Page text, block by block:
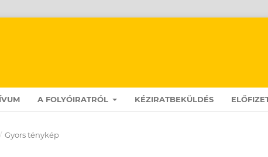
A FOLYÓIRATRÓL KÉZIRATBEKÜLDÉS
/ Gyors ténykép